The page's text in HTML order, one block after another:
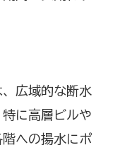
広域的な断水
に高層ビルや
への揚水にポ